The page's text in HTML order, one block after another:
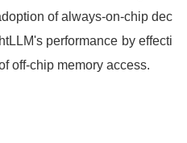
of always-on-chip dec
performance by effecti
off-chip memory access.